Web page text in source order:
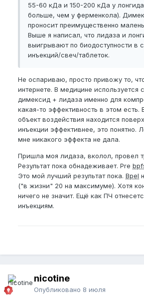
55-60 кДа и 150-200 кДа у
больше, чем у ферменкола).
проносит преимущественно
Выше я написал, что лидаза и
выигрывают по биодоступности в
инъекций/свеч/таблеток.
Не оспариваю, просто привожу то,
интернете. В медицине используется
димексид + лидаза именно для
какая-то эффективность в этом есть.
объект воздействия находится
инъекции эффективнее, это понятно.
мне никакого эффекта не дала.
Пришла моя лидаза, вколол, провел
Результат пока обнадеживает. Pre
Это мой лучший результат пока. Bpel
("в жизни" 20 на максимуме). Хотя
ничего не значит. Ещё как ПЧ
инъекциям.
nicotine
Опубликовано 8 июля